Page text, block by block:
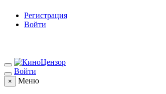
Регистрация
Войти
Войти
× Меню